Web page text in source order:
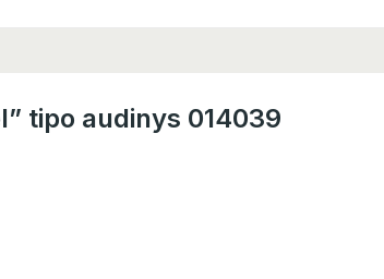
tipo audinys 014039